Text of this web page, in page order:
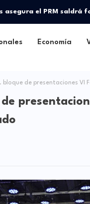
asegura el PRM
Economía
bloque de presentaciones VI